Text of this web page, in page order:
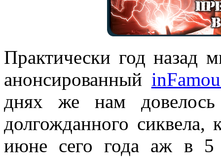
Практически год назад
анонсированный
днях же нам
долгожданного
июне сего года аж в 5